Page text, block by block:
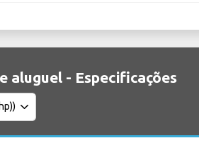
aluguel - Especificações